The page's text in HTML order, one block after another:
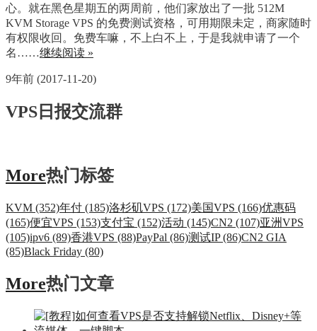
心。就在黑色星期五的两周前，他们家放出了一批 512M
KVM Storage VPS 的免费测试资格，可用期限未定，商家随时
有权限收回。免费车嘛，不上白不上，于是我就申请了一个
名……继续阅读 »
9年前 (2017-11-20)
VPS日报交流群
More热门标签
KVM (352)年付 (185)洛杉矶VPS (172)美国VPS (166)优惠码
(165)便宜VPS (153)支付宝 (152)活动 (145)CN2 (107)亚洲VPS
(105)ipv6 (89)香港VPS (88)PayPal (86)测试IP (86)CN2 GIA
(85)Black Friday (80)
More热门文章